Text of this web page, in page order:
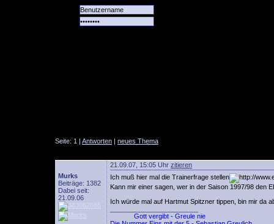
Seite: 1 | Antworten | neues Thema
Murks
Beiträge: 1382
Dabei seit:
21.09.06
21.09.07, 15:05 Uhr zitieren
Ich muß hier mal die Trainerfrage stellen
Kann mir einer sagen, wer in der Saison 1997/98 den
Ich würde mal auf Hartmut Spitzner tippen, bin mir da
Gott vergibt - Greule nie